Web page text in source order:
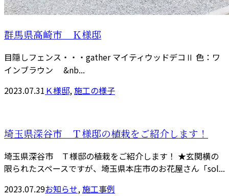
群馬県高崎市 Ｋ様邸
目隠しフェンス・・・gather マイティウッドデコⅡ 色：ワ
インブラウン &nb...
2023.07.31 Ｋ様邸, 施工の様子
埼玉県深谷市 Ｔ様邸の植栽をご紹介します！
埼玉県深谷市 Ｔ様邸の植栽をご紹介します！ ★玄関横の
限られたスペースですが、埼玉県本庄市のお花屋さん「sol...
2023.07.29お知らせ,施工事例